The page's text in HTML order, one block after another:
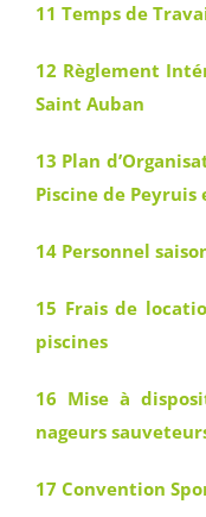
11 Temps de
12 Règlement
Saint Auban
13 Plan
Piscine de Peyruis
14 Personnel
15 Frais de
piscines
16 Mise à
nageurs
17 Convention